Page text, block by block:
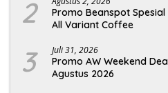
2
Promo Beanspot Spesial
All Variant Coffee
3 Juli 31, 2026
Promo AW Weekend
Agustus 2026